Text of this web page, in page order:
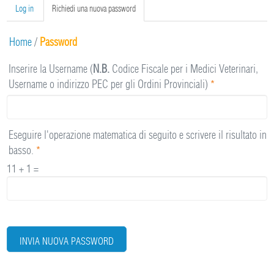
Primary tabs
Log in Richiedi una nuova password
tab)
Home/ Password
Inserire la Username (N.B. Codice Fiscale per i Medici Veterinari,
Username o indirizzo PEC per gli Ordini Provinciali) *
Eseguire l'operazione matematica di seguito e scrivere il risultato in
basso. *
11 + 1 =
INVIA NUOVA PASSWORD